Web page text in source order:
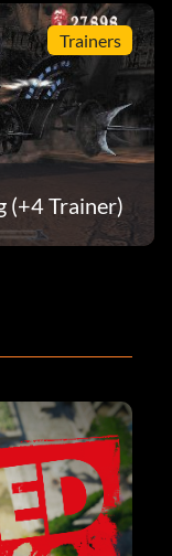
Trainers
(+4 Trainer)